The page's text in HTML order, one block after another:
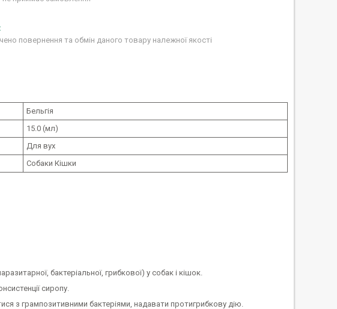
повернення та обмін даного товару належної якості
Бельгія
15.0 (мл)
Для вух
Собаки Кішки
бактеріальної, грибкової) у собак і кішок.
сиропу.
з грампозитивними бактеріями, надавати протигрибкову дію.